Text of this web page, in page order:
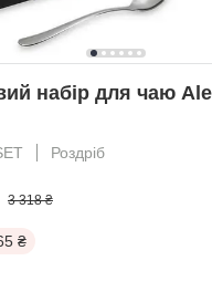
набір для чаю
Роздріб
3 318 ₴
₴